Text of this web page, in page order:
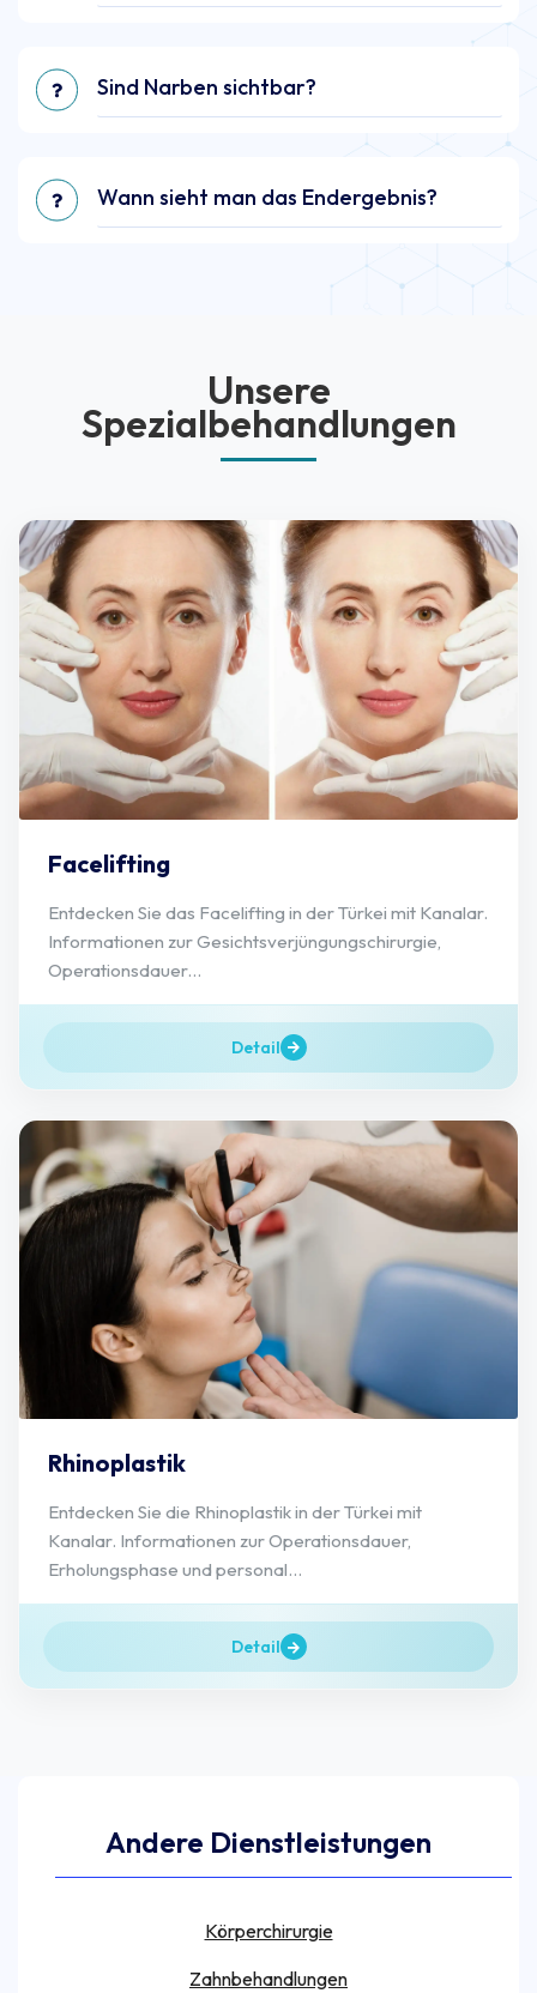
Sind Narben sichtbar?
Wann sieht man das Endergebnis?
Unsere
Spezialbehandlungen
Facelifting
Entdecken Sie das Facelifting in der Türkei mit Kanalar.
Informationen zur Gesichtsverjüngungschirurgie,
Operationsdauer...
Detail
Rhinoplastik
Entdecken Sie die Rhinoplastik in der Türkei mit
Kanalar. Informationen zur Operationsdauer,
Erholungsphase und personal...
Detail
Andere Dienstleistungen
Körperchirurgie
Zahnbehandlungen